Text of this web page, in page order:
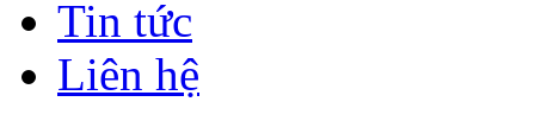
Tin tức
Liên hệ